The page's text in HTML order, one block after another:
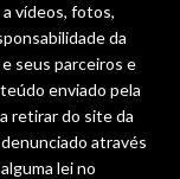
vídeos, fotos,
da
seus parceiros e
enviado pela
retirar do site da
através
lei no